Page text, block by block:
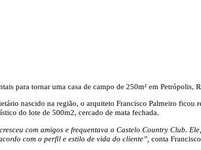
para tornar uma casa de campo de 250m² em
nascido na região, o arquiteto Francisco Palmeiro
do lote de 500m2, cercado de mata fechada.
com amigos e frequentava o Castelo Country Club.
com o perfil e estilo de vida do cliente” conta